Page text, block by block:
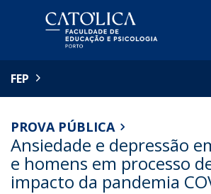
FEP
PROVA PÚBLICA
Ansiedade e depressão
e homens em processo
impacto da pandemia